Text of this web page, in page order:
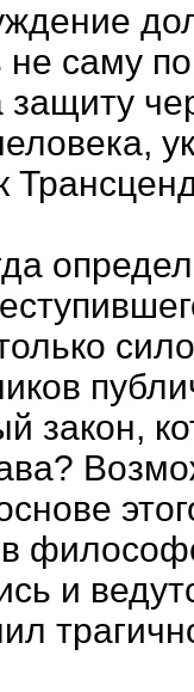
не саму
защиту
закон,
в
и